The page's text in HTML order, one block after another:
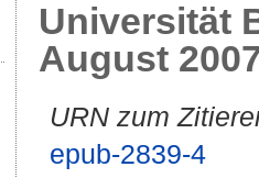
Universität
August
URN zum
epub-2839-4